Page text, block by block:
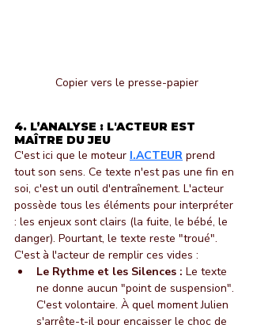
Copier vers le presse-papier
4. L’ANALYSE : L'ACTEUR EST
MAÎTRE DU JEU
C'est ici que le moteur I.ACTEUR prend
tout son sens. Ce texte n'est pas une fin en
soi, c'est un outil d'entraînement. L'acteur
possède tous les éléments pour interpréter
: les enjeux sont clairs (la fuite, le bébé, le
danger). Pourtant, le texte reste "troué".
C'est à l'acteur de remplir ces vides :
Le Rythme et les Silences : Le texte
ne donne aucun "point de suspension".
C'est volontaire. À quel moment Julien
s'arrête-t-il pour encaisser le choc de